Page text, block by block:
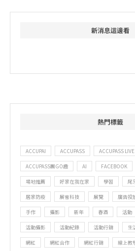
新消息這邊看
熱門標籤
ACCUPAI ACCUPASS ACCUPASS LIVE
ACCUPASS團GO趣 AI FACEBOOK
場地推薦 好家在我在家 學習 尾
居家防疫 展會科技 展覽 廣告投
手作 攝影 新年 春酒 活動
活動攝影 活動紀錄 活動行銷 生
網紅 網紅合作 網紅行銷 線上教